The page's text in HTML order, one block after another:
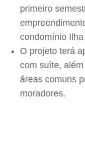
primeiro
condomínio
O projeto terá
com suíte,
áreas comuns
moradores.